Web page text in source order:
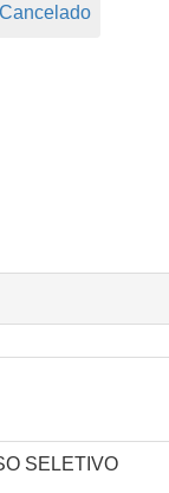
Cancelado
SELETIVO